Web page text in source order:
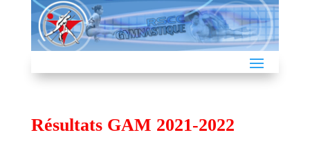
Résultats GAM 2021-2022